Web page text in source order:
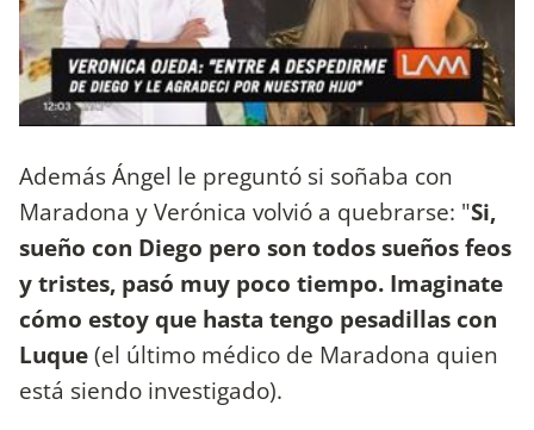
Además Ángel le preguntó si soñaba con
Maradona y Verónica volvió a quebrarse: "Si,
sueño con Diego pero son todos sueños feos
y tristes, pasó muy poco tiempo. Imaginate
cómo estoy que hasta tengo pesadillas con
Luque(el último médico de Maradona quien
está siendo investigado).